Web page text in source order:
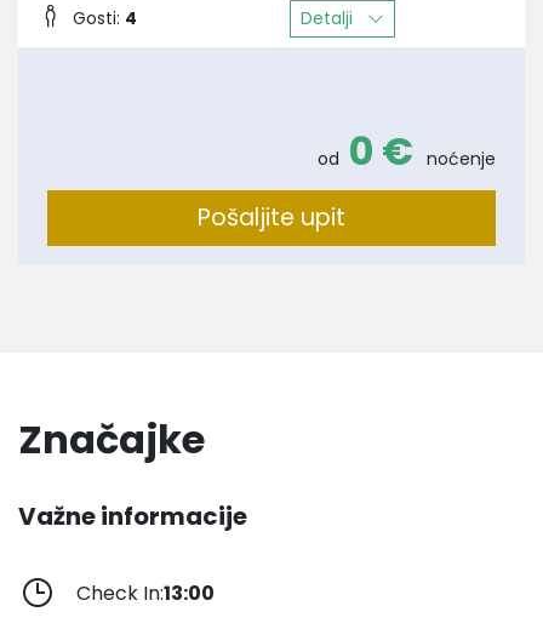
Gosti: 4 Detalji
od 0 € noćenje
Pošaljite upit
Značajke
Važne informacije
Check In:13:00